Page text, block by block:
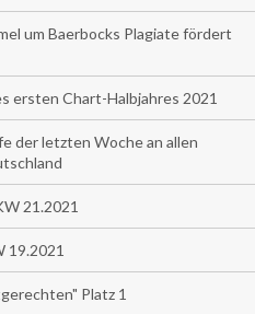
um Baerbocks Plagiate fördert
ersten Chart-Halbjahres 2021
der letzten Woche an allen
21.2021
19.2021
Platz 1